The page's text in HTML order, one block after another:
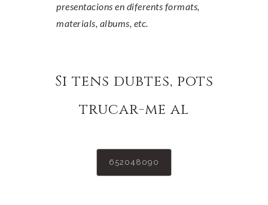
presentacions en diferents formats,
materials, albums, etc.
Si tens dubtes, pots
trucar-me al
652048090